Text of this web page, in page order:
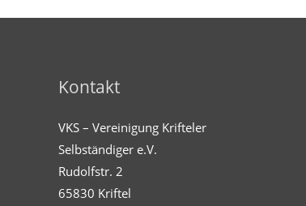
Kontakt
VKS – Vereinigung Krifteler
Selbständiger e.V.
Rudolfstr. 2
65830 Kriftel